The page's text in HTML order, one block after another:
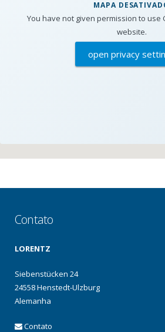
MAPA
You have not given permission to use
website.
open privacy
Contato
LORENTZ
Siebenstücken 24
24558 Henstedt-Ulzburg
Alemanha
Contato